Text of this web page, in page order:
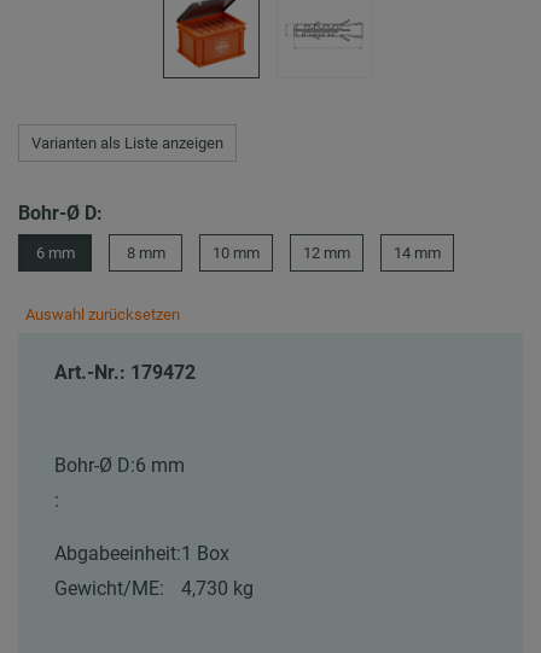
Varianten als Liste anzeigen
Bohr-Ø D:
6 mm 8 mm 10 mm 12 mm 14 mm
Auswahl zurücksetzen
Art.-Nr.: 179472
Bohr-Ø D:6 mm
:
Abgabeeinheit:1 Box
Gewicht/ME:
4,730 kg